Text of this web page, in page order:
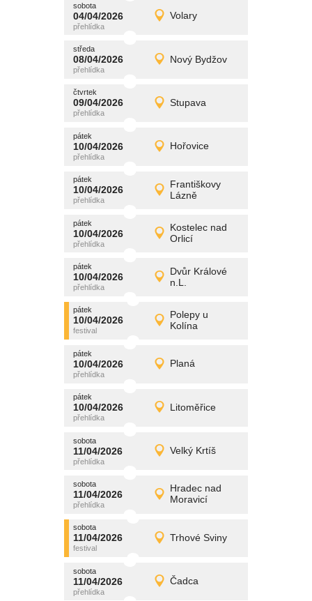
sobota
04/04/2026 Volary
sobota
04/04/2026 Detail
promítání
středa
08/04/2026 Nový Bydžov
středa
08/04/2026 Detail
promítání
čtvrtek
09/04/2026 Stupava
čtvrtek
09/04/2026 Detail
promítání
pátek
10/04/2026 Hořovice
pátek
10/04/2026 Detail
promítání
pátek
10/04/2026
Františkovy
Lázně
pátek
10/04/2026 Detail
promítání
pátek
10/04/2026
Kostelec nad
Orlicí
pátek
10/04/2026 Detail
promítání
pátek
10/04/2026
Dvůr Králové
n.L.
pátek
10/04/2026 Detail
promítání
pátek
10/04/2026
Polepy u
Kolína
pátek
10/04/2026 Detail
promítání
pátek
10/04/2026 Planá
pátek
10/04/2026 Detail
promítání
pátek
10/04/2026 Litoměřice
pátek
10/04/2026 Detail
promítání
sobota
11/04/2026 Velký Krtíš
sobota
11/04/2026 Detail
promítání
sobota
11/04/2026
Hradec nad
Moravicí
sobota
11/04/2026 Detail
promítání
sobota
11/04/2026 Trhové Sviny
sobota
11/04/2026 Detail
promítání
sobota
11/04/2026 Čadca
sobota
11/04/2026 Detail
promítání